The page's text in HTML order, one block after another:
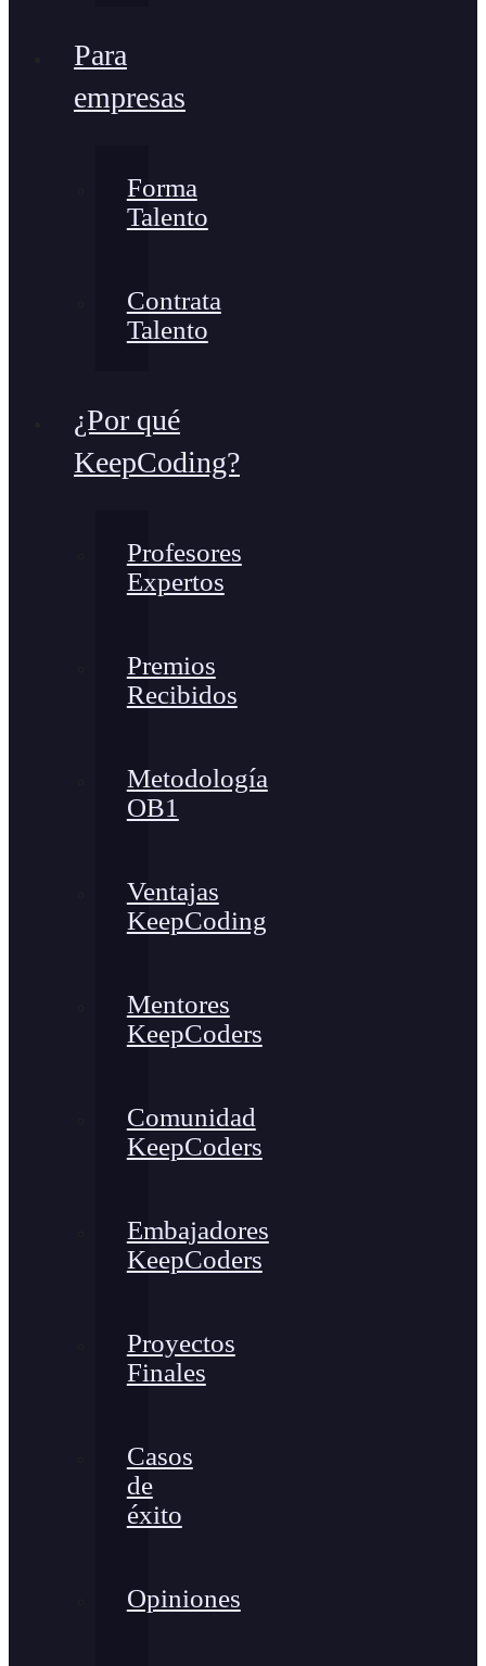
Para
empresas
Forma
Talento
Contrata
Talento
¿Por qué
KeepCoding?
Profesores
Expertos
Premios
Recibidos
Metodología
OB1
Ventajas
KeepCoding
Mentores
KeepCoders
Comunidad
KeepCoders
Embajadores
KeepCoders
Proyectos
Finales
Casos
de
éxito
Opiniones